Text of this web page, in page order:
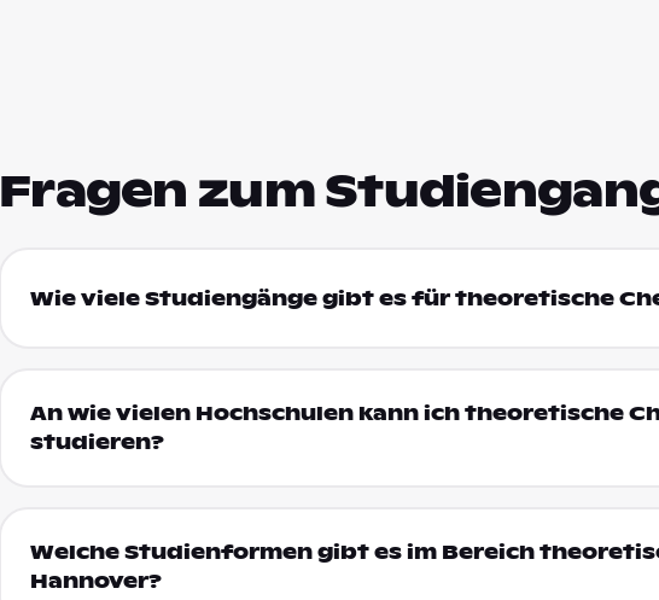
Fragen zum
Wie viele Studiengänge gibt es für theoretische
An wie vielen Hochschulen kann ich theoretische
studieren?
Welche Studienformen gibt es im Bereich
Hannover?